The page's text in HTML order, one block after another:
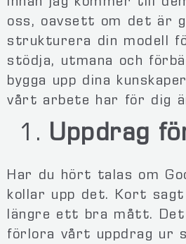
Innan jag kommer till
oss, oavsett om det är
strukturera din modell
stödja, utmana och
bygga upp dina
vårt arbete har för dig
Uppdrag
Har du hört talas om
kollar upp det. Kort
längre ett bra mått. Det
förlora vårt uppdrag ur